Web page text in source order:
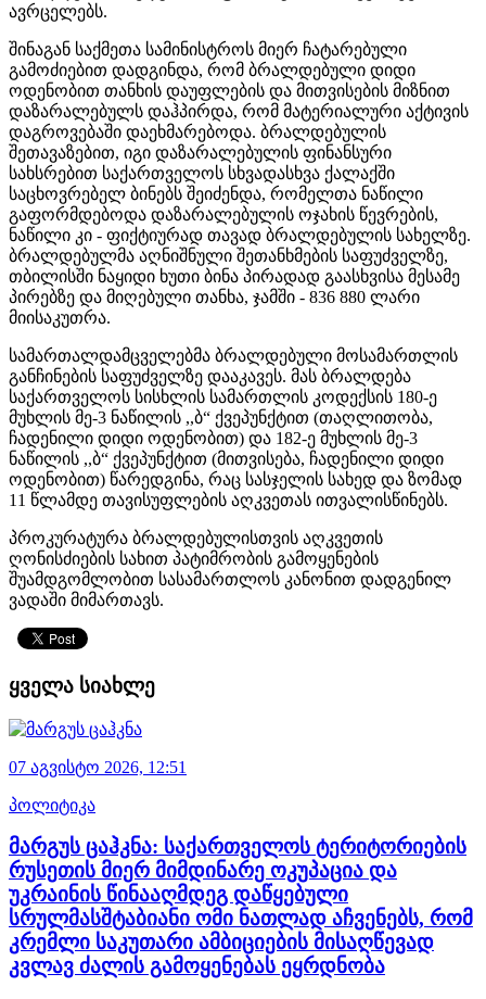
ავრცელებს.
შინაგან საქმეთა სამინისტროს მიერ ჩატარებული
გამოძიებით დადგინდა, რომ ბრალდებული დიდი
ოდენობით თანხის დაუფლების და მითვისების მიზნით
დაზარალებულს დაჰპირდა, რომ მატერიალური აქტივის
დაგროვებაში დაეხმარებოდა. ბრალდებულის
შეთავაზებით, იგი დაზარალებულის ფინანსური
სახსრებით საქართველოს სხვადასხვა ქალაქში
საცხოვრებელ ბინებს შეიძენდა, რომელთა ნაწილი
გაფორმდებოდა დაზარალებულის ოჯახის წევრების,
ნაწილი კი - ფიქტიურად თავად ბრალდებულის სახელზე.
ბრალდებულმა აღნიშნული შეთანხმების საფუძველზე,
თბილისში ნაყიდი ხუთი ბინა პირადად გაასხვისა მესამე
პირებზე და მიღებული თანხა, ჯამში - 836 880 ლარი
მიისაკუთრა.
სამართალდამცველებმა ბრალდებული მოსამართლის
განჩინების საფუძველზე დააკავეს. მას ბრალდება
საქართველოს სისხლის სამართლის კოდექსის 180-ე
მუხლის მე-3 ნაწილის ,,ბ“ ქვეპუნქტით (თაღლითობა,
ჩადენილი დიდი ოდენობით) და 182-ე მუხლის მე-3
ნაწილის ,,ბ“ ქვეპუნქტით (მითვისება, ჩადენილი დიდი
ოდენობით) წარედგინა, რაც სასჯელის სახედ და ზომად
11 წლამდე თავისუფლების აღკვეთას ითვალისწინებს.
პროკურატურა ბრალდებულისთვის აღკვეთის
ღონისძიების სახით პატიმრობის გამოყენების
შუამდგომლობით სასამართლოს კანონით დადგენილ
ვადაში მიმართავს.
ყველა სიახლე
07 აგვისტო 2026, 12:51
პოლიტიკა
მარგუს ცაჰკნა: საქართველოს ტერიტორიების
რუსეთის მიერ მიმდინარე ოკუპაცია და
უკრაინის წინააღმდეგ დაწყებული
სრულმასშტაბიანი ომი ნათლად აჩვენებს, რომ
კრემლი საკუთარი ამბიციების მისაღწევად
კვლავ ძალის გამოყენებას ეყრდნობა